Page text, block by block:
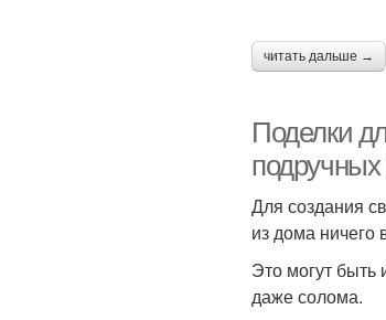
читать дальше →
Поделки
Для создания
из дома ничего
Это могут
даже солома.